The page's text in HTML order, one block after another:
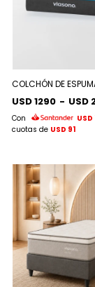
COLCHÓN DE
USD 1290 - USD
Con USD
cuotas de USD 91